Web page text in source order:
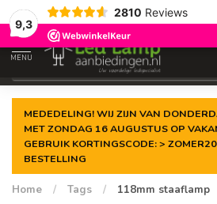
9,3
2810 Reviews
Gegarandeerde delaagste prijs
MENU
MEDEDELING! WIJ ZIJN VAN
MET ZONDAG 16 AUGUSTUS OP
GEBRUIK KORTINGSCODE: >
BESTELLING
Home / Tags / 118mm staaflamp